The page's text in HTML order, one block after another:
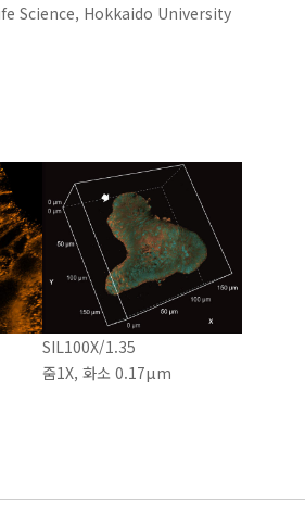
Science, Hokkaido University
SIL100X/1.35
줌1X, 화소 0.17μm